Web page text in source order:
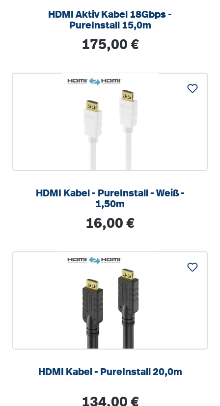
HDMI Aktiv Kabel 18Gbps -
PureInstall 15,0m
Regulärer Preis:
175,00 €
HDMI Kabel - PureInstall - Weiß -
1,50m
Regulärer Preis:
16,00 €
HDMI Kabel - PureInstall 20,0m
Regulärer Preis:
134,00 €